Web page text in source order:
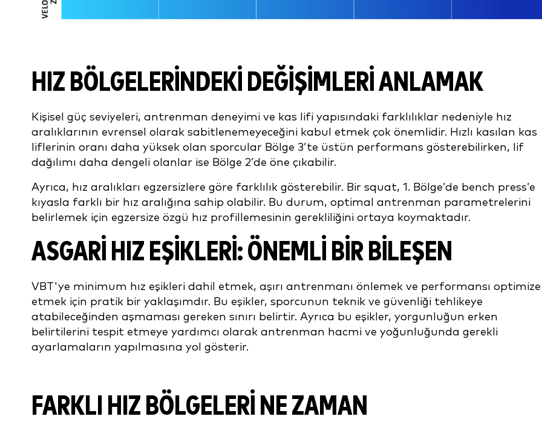
HIZ BÖLGELERINDEKI DEĞIŞIMLERI ANLAMAK
Kişisel güç seviyeleri, antrenman deneyimi ve kas lifi yapısındaki farklılıklar nedeniyle hız
aralıklarının evrensel olarak sabitlenemeyeceğini kabul etmek çok önemlidir. Hızlı kasılan kas
liflerinin oranı daha yüksek olan sporcular Bölge 3’te üstün performans gösterebilirken, lif
dağılımı daha dengeli olanlar ise Bölge 2’de öne çıkabilir.
Ayrıca, hız aralıkları egzersizlere göre farklılık gösterebilir. Bir squat, 1. Bölge’de bench press’e
kıyasla farklı bir hız aralığına sahip olabilir. Bu durum, optimal antrenman parametrelerini
belirlemek için egzersize özgü hız profillemesinin gerekliliğini ortaya koymaktadır.
ASGARI HIZ EŞIKLERI: ÖNEMLI BIR BILEŞEN
VBT'ye minimum hız eşikleri dahil etmek, aşırı antrenmanı önlemek ve performansı optimize
etmek için pratik bir yaklaşımdır. Bu eşikler, sporcunun teknik ve güvenliği tehlikeye
atabileceğinden aşmaması gereken sınırı belirtir. Ayrıca bu eşikler, yorgunluğun erken
belirtilerini tespit etmeye yardımcı olarak antrenman hacmi ve yoğunluğunda gerekli
ayarlamaların yapılmasına yol gösterir.
FARKLI HIZ BÖLGELERI NE ZAMAN